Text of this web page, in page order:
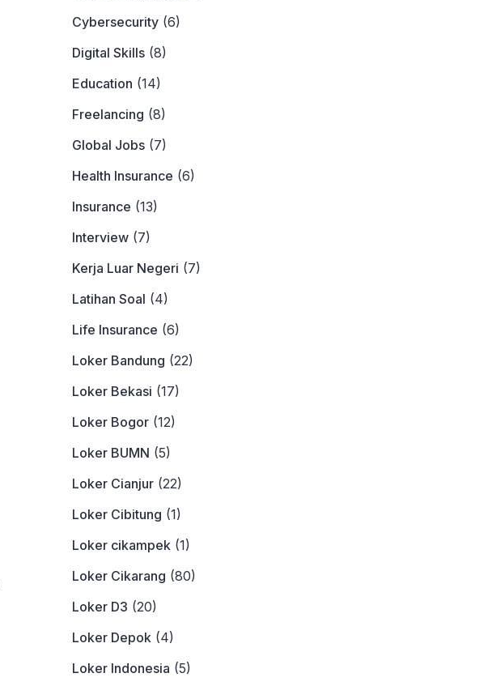
Cybersecurity (6)
Digital Skills (8)
Education (14)
Freelancing (8)
Global Jobs (7)
Health Insurance (6)
Insurance (13)
Interview (7)
Kerja Luar Negeri (7)
Latihan Soal (4)
Life Insurance (6)
Loker Bandung (22)
Loker Bekasi (17)
Loker Bogor (12)
Loker BUMN (5)
Loker Cianjur (22)
Loker Cibitung (1)
Loker cikampek (1)
Loker Cikarang (80)
Loker D3 (20)
Loker Depok (4)
Loker Indonesia (5)